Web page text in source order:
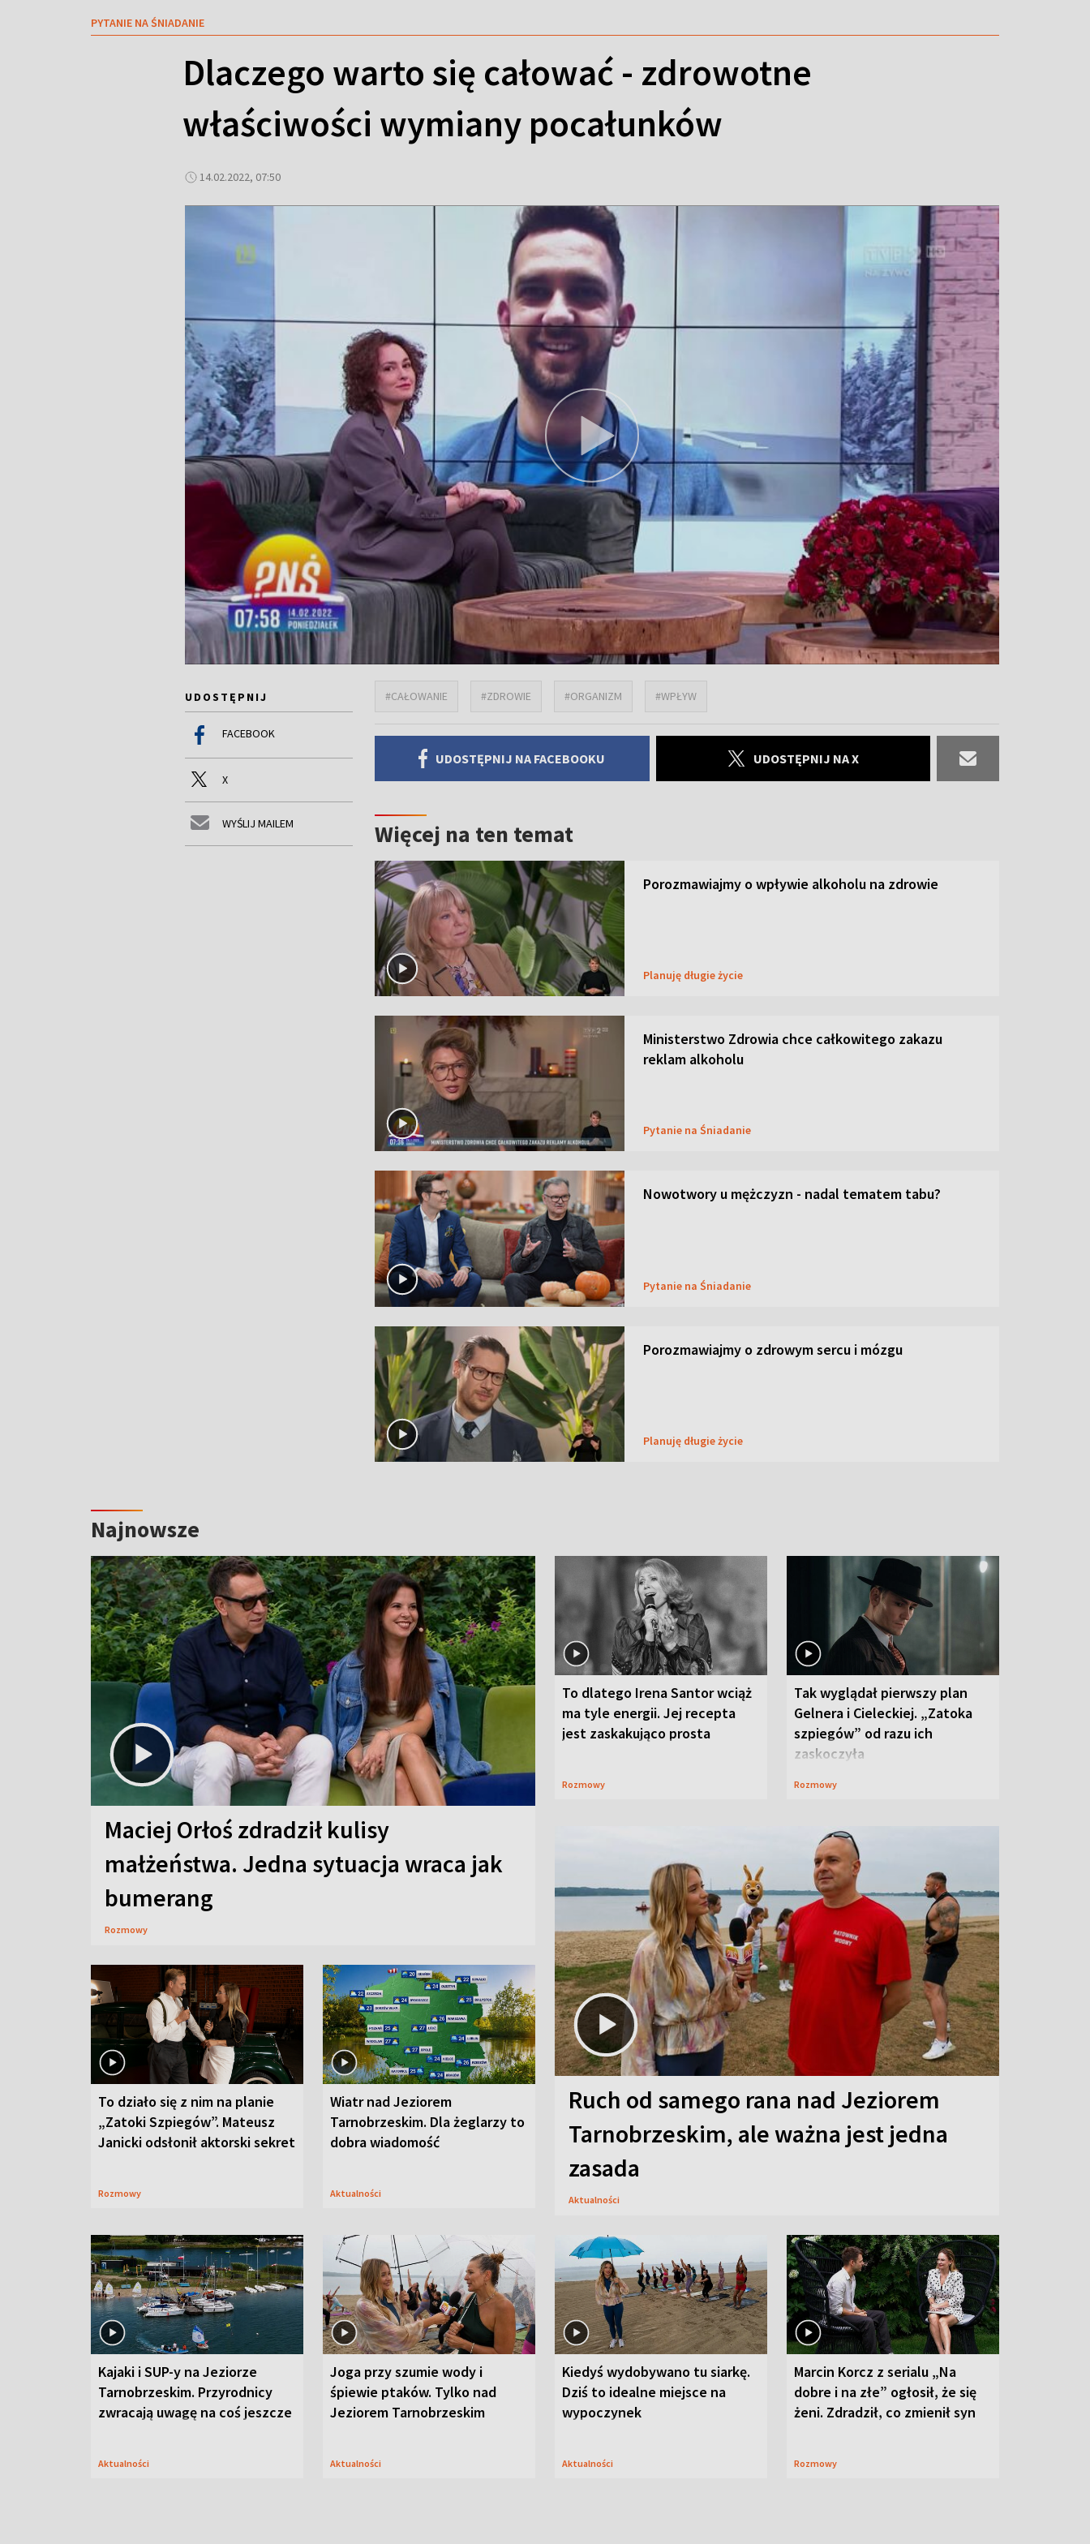
PYTANIE NA ŚNIADANIE
Dlaczego warto się całować - zdrowotne
właściwości wymiany pocałunków
14.02.2022, 07:50
UDOSTĘPNIJ
FACEBOOK
X
WYŚLIJ MAILEM
#CAŁOWANIE #ZDROWIE #ORGANIZM #WPŁYW
UDOSTĘPNIJ NA FACEBOOKU UDOSTĘPNIJ NA X
Więcej na ten temat
Porozmawiajmy o wpływie alkoholu na zdrowie
Planuję długie życie
Ministerstwo Zdrowia chce całkowitego zakazu
reklam alkoholu
Pytanie na Śniadanie
Nowotwory u mężczyzn - nadal tematem tabu?
Pytanie na Śniadanie
Porozmawiajmy o zdrowym sercu i mózgu
Planuję długie życie
Najnowsze
Maciej Orłoś zdradził kulisy
małżeństwa. Jedna sytuacja wraca jak
bumerang
Rozmowy
To dlatego Irena Santor wciąż
ma tyle energii. Jej recepta
jest zaskakująco prosta
Rozmowy
Tak wyglądał pierwszy plan
Gelnera i Cieleckiej. „Zatoka
szpiegów” od razu ich
zaskoczyła
Rozmowy
To działo się z nim na planie
„Zatoki Szpiegów”. Mateusz
Janicki odsłonił aktorski sekret
Rozmowy
Wiatr nad Jeziorem
Tarnobrzeskim. Dla żeglarzy to
dobra wiadomość
Aktualności
Ruch od samego rana nad Jeziorem
Tarnobrzeskim, ale ważna jest jedna
zasada
Aktualności
Kajaki i SUP-y na Jeziorze
Tarnobrzeskim. Przyrodnicy
zwracają uwagę na coś jeszcze
Aktualności
Joga przy szumie wody i
śpiewie ptaków. Tylko nad
Jeziorem Tarnobrzeskim
Aktualności
Kiedyś wydobywano tu siarkę.
Dziś to idealne miejsce na
wypoczynek
Aktualności
Marcin Korcz z serialu „Na
dobre i na złe” ogłosił, że się
żeni. Zdradził, co zmienił syn
Rozmowy